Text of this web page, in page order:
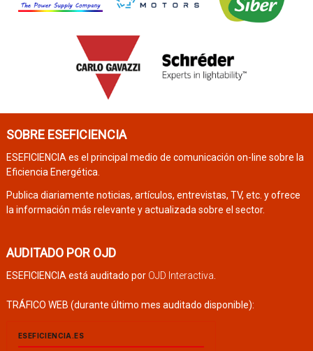
SOBRE ESEFICIENCIA
ESEFICIENCIA es el principal medio de comunicación on-line sobre la
Eficiencia Energética.
Publica diariamente noticias, artículos, entrevistas, TV, etc. y ofrece
la información más relevante y actualizada sobre el sector.
AUDITADO POR OJD
ESEFICIENCIA está auditado por OJD Interactiva.
TRÁFICO WEB (durante último mes auditado disponible):